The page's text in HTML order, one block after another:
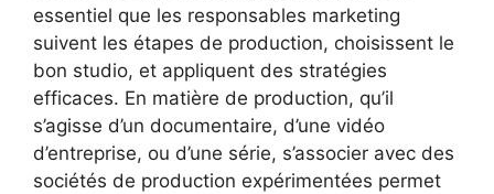
essentiel que les responsables marketing
suivent les étapes de production, choisissent le
bon studio, et appliquent des stratégies
efficaces. En matière de production, qu’il
s’agisse d’un documentaire, d’une vidéo
d’entreprise, ou d’une série, s’associer avec des
sociétés de production expérimentées permet